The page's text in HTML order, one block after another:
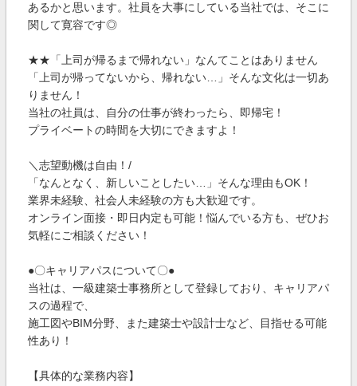
あるかと思います。社員を大事にしている当社では、そこに
関して寛容です◎
★★「上司が帰るまで帰れない」なんてことはありません
「上司が帰ってないから、帰れない…」そんな文化は一切あ
りません！
当社の社員は、自分の仕事が終わったら、即帰宅！
プライベートの時間を大切にできますよ！
＼志望動機は自由！/
「なんとなく、新しいことしたい…」そんな理由もOK！
業界未経験、社会人未経験の方も大歓迎です。
オンライン面接・即日内定も可能！悩んでいる方も、ぜひお
気軽にご相談ください！
●〇キャリアパスについて〇●
当社は、一級建築士事務所として登録しており、キャリアパ
スの過程で、
施工図やBIM分野、また建築士や設計士など、目指せる可能
性あり！
【具体的な業務内容】